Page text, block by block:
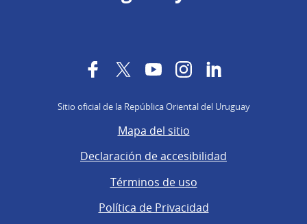
FacebookTwitterYouTubeInstagram
Sitio oficial de la República Oriental del Uruguay
Mapa del sitio
Declaración de accesibilidad
Términos de uso
Política de Privacidad